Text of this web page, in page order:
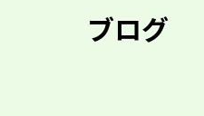
ブログ